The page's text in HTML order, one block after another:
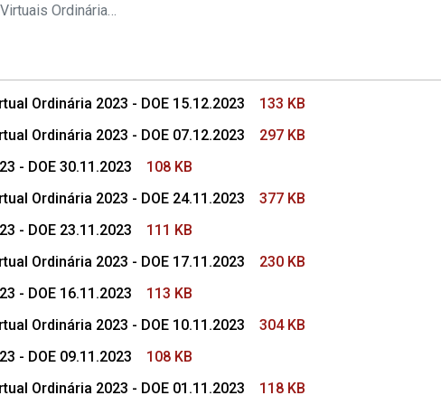
Conselho Superior
Pautas das Sessões Virtuais Ordinárias do CSMP
Ordinária 2023 - DOE 15.12.2023
133 KB
Ordinária 2023 - DOE 07.12.2023
297 KB
- DOE 30.11.2023
108 KB
Ordinária 2023 - DOE 24.11.2023
377 KB
- DOE 23.11.2023
111 KB
Ordinária 2023 - DOE 17.11.2023
230 KB
- DOE 16.11.2023
113 KB
Ordinária 2023 - DOE 10.11.2023
304 KB
- DOE 09.11.2023
108 KB
Ordinária 2023 - DOE 01.11.2023
118 KB